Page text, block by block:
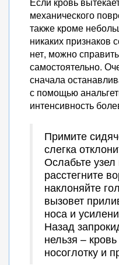
механического
также кроме
никаких признаков
нет, можно
самостоятельно.
сначала
с помощью
интенсивность
Примите
слегка
Ослабьте узел
расстегните
наклоняйте
вызовет
носа и
Назад
нельзя –
носоглотку и